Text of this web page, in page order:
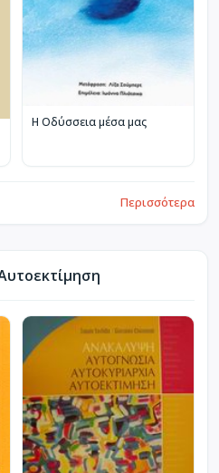
Η Οδύσσεια μέσα μας
Περισσότερα